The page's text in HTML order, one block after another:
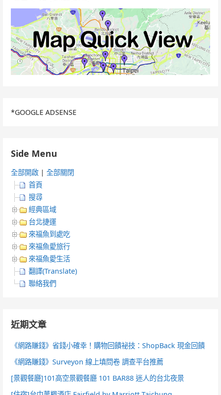
*GOOGLE ADSENSE
Side Menu
全部開啟 |全部關閉
首頁
搜尋
經典區域
台北捷運
來福魚到處吃
來福魚愛旅行
來福魚愛生活
翻譯(Translate)
聯絡我們
近期文章
《網路賺錢》省錢小確幸！購物回饋祕技：ShopBack 現金回饋
《網路賺錢》Surveyon 線上填問卷 調查平台推薦
[景觀餐廳]101高空景觀餐廳 101 BAR88 迷人的台北夜景